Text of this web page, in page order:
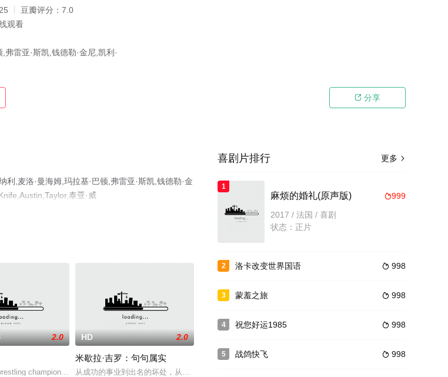
豆瓣评分： 7.0
观看
弗雷亚·斯凯,钱德勒·金尼,凯利·
 分享
,麦洛·曼海姆,玛拉基·巴顿,弗雷亚·斯凯,钱德勒·金
泰亚·威
减完整版电影大全就上天堂电影网，更多相关信
吴映洁 饰），因为不幸遇到“AV界的寒冬”，没钱赚的两人只好认命回台湾，阴错阳差之下加入摔角俱
2.0
champion Kakhi learns that his son Soso has gotten
HD 2.0
米歇拉·吉罗：句句属实
从成功的事业到出名的坏处，从令人不适的“曲线美”标签到青少年时期艰苦的芭蕾岁月，且听米歇拉·吉罗畅谈
更多 
喜剧片排行
1
999
麻烦的婚礼(原声版)
2017 / 法国 / 喜剧
状态：正片
2  998
洛卡改变世界国语
3  998
蒙羞之旅
4  998
祝您好运1985
5  998
战鸽快飞